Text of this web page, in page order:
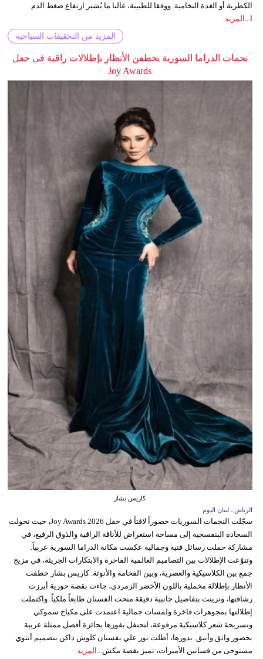
الكظرية أو الغدة النخامية. ووفقا للطبيبة، غالبا ما يُشير ارتفاع ضغط الدم
ا... المزيد
المزيد من التحقيقات السياحية
نجمات الدراما السورية يخطفن الأنظار بإطلالات راقية في حفل
Joy Awards
كاريس بشار
الرياض ـ لبنان اليوم
سجّلت النجمات السوريات حضوراً لافتاً في حفل Joy Awards 2026، حيث تحولت
السجادة البنفسجية إلى مساحة استعراض للأناقة الراقية والذوق الرفيع، في
مشاركة حملت رسائل فنية وجمالية عكست مكانة الدراما السورية عربياً.
وتنوّعت الإطلالات بين التصاميم العالمية الفاخرة والابتكارات الجريئة، في مزيج
جمع بين الكلاسيكية والعصرية، وبين الفخامة والأنوثة. كاريس بشار خطفت
الأنظار بإطلالة مخملية باللون الأخضر الزمردي، جاءت بقصة حورية أبرزت
رشاقتها، وتزينت بتفاصيل جانبية دقيقة منحت الفستان طابعاً ملكياً. واكتملت
إطلالتها بمجوهرات فاخرة ولمسات جمالية اعتمدت على مكياج سموكي
وتسريحة شعر كلاسيكية مرفوعة، لتحتفل بفوزها بجائزة أفضل ممثلة عربية
بحضور واثق وأنيق. بدورها، أطلت نور علي بفستان كلوش داكن بتصميم أنثوي
مستوحى من فساتين الأميرات، تميز بقصة مكش... المزيد